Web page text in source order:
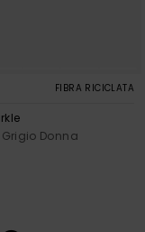
FIBRA RICICLATA
Donna